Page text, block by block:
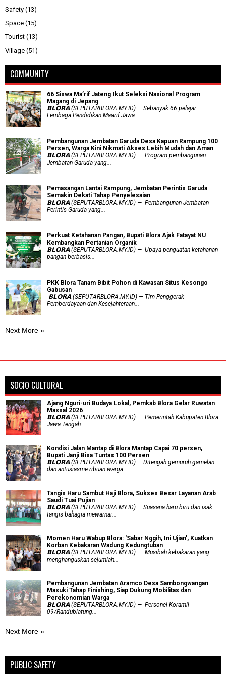
Safety (13)
Space (15)
Tourist (13)
Village (51)
COMMUNITY
66 Siswa Ma’rif Jateng Ikut Seleksi Nasional Program
Magang di Jepang
𝗕𝗟𝗢𝗥𝗔 (SEPUTARBLORA.MY.ID) — Sebanyak 66 pelajar
Lembaga Pendidikan Maarif Jawa...
Pembangunan Jembatan Garuda Desa Kapuan Rampung 100
Persen, Warga Kini Nikmati Akses Lebih Mudah dan Aman
𝗕𝗟𝗢𝗥𝗔 (SEPUTARBLORA.MY.ID) — Program pembangunan
Jembatan Garuda yang...
Pemasangan Lantai Rampung, Jembatan Perintis Garuda
Semakin Dekati Tahap Penyelesaian
𝗕𝗟𝗢𝗥𝗔 (SEPUTARBLORA.MY.ID) — Pembangunan Jembatan
Perintis Garuda yang...
​Perkuat Ketahanan Pangan, Bupati Blora Ajak Fatayat NU
Kembangkan Pertanian Organik
𝗕𝗟𝗢𝗥𝗔 (SEPUTARBLORA.MY.ID) — Upaya penguatan ketahanan
pangan berbasis...
PKK Blora Tanam Bibit Pohon di Kawasan Situs Kesongo
Gabusan
‎ 𝗕𝗟𝗢𝗥𝗔 (SEPUTARBLORA.MY.ID) — Tim Penggerak
Pemberdayaan dan Kesejahteraan...
Next More »
SOCIO CULTURAL
Ajang Nguri-uri Budaya Lokal, Pemkab Blora Gelar Ruwatan
Massal 2026
𝗕𝗟𝗢𝗥𝗔 (SEPUTARBLORA.MY.ID) — Pemerintah Kabupaten Blora
Jawa Tengah...
Kondisi Jalan Mantap di Blora Mantap Capai 70 persen,
Bupati Janji Bisa Tuntas 100 Persen
𝗕𝗟𝗢𝗥𝗔 (SEPUTARBLORA.MY.ID) — Ditengah gemuruh gamelan
dan antusiasme ribuan warga...
Tangis Haru Sambut Haji Blora, Sukses Besar Layanan Arab
Saudi Tuai Pujian
𝗕𝗟𝗢𝗥𝗔 (SEPUTARBLORA.MY.ID) — Suasana haru biru dan isak
tangis bahagia mewarnai...
Momen Haru Wabup Blora: ​'Sabar Nggih, Ini Ujian', Kuatkan
Korban Kebakaran Wadung Kedungtuban
𝗕𝗟𝗢𝗥𝗔 (SEPUTARBLORA.MY.ID) — Musibah kebakaran yang
menghanguskan sejumlah...
Pembangunan Jembatan Aramco Desa Sambongwangan
Masuki Tahap Finishing, Siap Dukung Mobilitas dan
Perekonomian Warga
𝗕𝗟𝗢𝗥𝗔 (SEPUTARBLORA.MY.ID) — Personel Koramil
09/Randublatung...
Next More »
PUBLIC SAFETY